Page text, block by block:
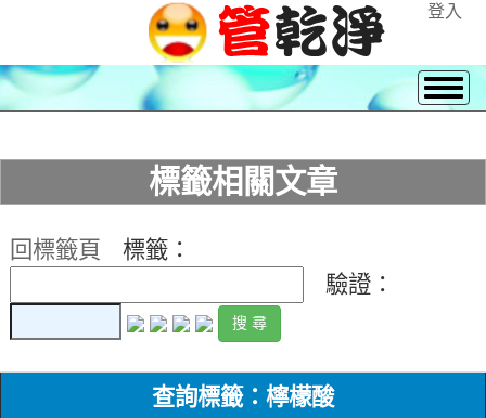
登入
標籤相關文章
回標籤頁
標籤：
驗證：
查詢標籤：檸檬酸